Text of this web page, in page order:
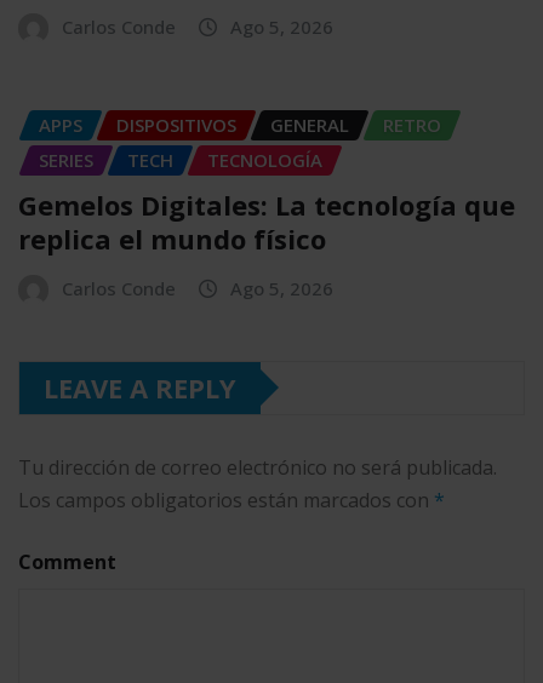
Carlos Conde Ago 5, 2026
APPS DISPOSITIVOS GENERAL
RETRO
SERIES
TECH TECNOLOGÍA
Gemelos Digitales: La tecnología que
replica el mundo físico
Carlos Conde Ago 5, 2026
LEAVE A REPLY
Tu dirección de correo electrónico no será publicada.
Los campos obligatorios están marcados con *
Comment